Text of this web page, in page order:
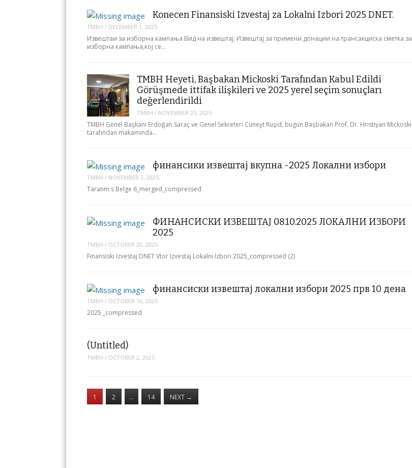
Konecen Finansiski Izvestaj za Lokalni Izbori 2025 DNET.
TMBH / DECEMBER 1, 2025
Извештаи за изборна кампања Вид на извештај: Извештај за примени донации на трансакциска сметка за
изборна кампања,кој се…
TMBH Heyeti, Başbakan Mickoski Tarafından Kabul Edildi
Görüşmede ittifak ilişkileri ve 2025 yerel seçim sonuçları
değerlendirildi
TMBH / NOVEMBER 25, 2025
TMBH Genel Başkanı Erdoğan Saraç ve Genel Sekreteri Cüneyt Ruşid, bugün Başbakan Prof. Dr. Hristiyan Mickoski
tarafından makamında…
финансики извештај вкупна -2025 Локални избори
TMBH / NOVEMBER 3, 2025
Taranm s Belge 6_merged_compressed
ФИНАНСИСКИ ИЗВЕШТАЈ 08.10.2025 ЛОКАЛНИ ИЗБОРИ
2025
TMBH / OCTOBER 20, 2025
Finansiski Izvestaj DNET Vtor Izvestaj Lokalni Izbori 2025_compressed (2)
финансиски извештај локални избори 2025 прв 10 дена
TMBH / OCTOBER 10, 2025
2025 _compressed
(Untitled)
TMBH / OCTOBER 2, 2025
1 2 … 14 NEXT →